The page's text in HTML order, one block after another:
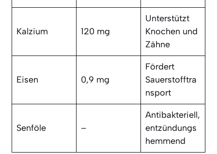
Kalzium 120 mg
Unterstützt
Knochen und
Zähne
Eisen 0,9 mg
Fördert
Sauerstofftra
nsport
Senföle –
Antibakteriell,
entzündungs
hemmend